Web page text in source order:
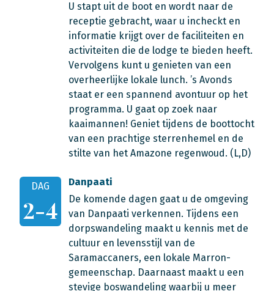
U stapt uit de boot en wordt naar de
receptie gebracht, waar u incheckt en
informatie krijgt over de faciliteiten en
activiteiten die de lodge te bieden heeft.
Vervolgens kunt u genieten van een
overheerlijke lokale lunch. ’s Avonds
staat er een spannend avontuur op het
programma. U gaat op zoek naar
kaaimannen! Geniet tijdens de boottocht
van een prachtige sterrenhemel en de
stilte van het Amazone regenwoud. (L,D)
DAG
2-4
Danpaati
De komende dagen gaat u de omgeving
van Danpaati verkennen. Tijdens een
dorpswandeling maakt u kennis met de
cultuur en levensstijl van de
Saramaccaners, een lokale Marron-
gemeenschap. Daarnaast maakt u een
stevige boswandeling waarbij u meer